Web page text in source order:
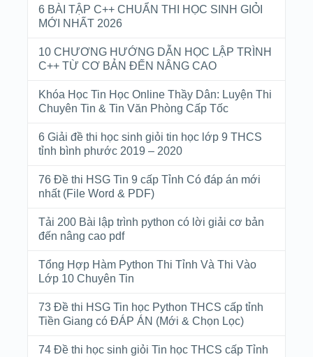
6 BÀI TẬP C++ CHUẨN THI HỌC SINH GIỎI
MỚI NHẤT 2026
10 CHƯƠNG HƯỚNG DẪN HỌC LẬP TRÌNH
C++ TỪ CƠ BẢN ĐẾN NÂNG CAO
Khóa Học Tin Học Online Thầy Dân: Luyện Thi
Chuyên Tin & Tin Văn Phòng Cấp Tốc
6 Giải đề thi học sinh giỏi tin học lớp 9 THCS
tỉnh bình phước 2019 – 2020
76 Đề thi HSG Tin 9 cấp Tỉnh Có đáp án mới
nhất (File Word & PDF)
Tải 200 Bài lập trình python có lời giải cơ bản
đến nâng cao pdf
Tổng Hợp Hàm Python Thi Tỉnh Và Thi Vào
Lớp 10 Chuyên Tin
73 Đề thi HSG Tin học Python THCS cấp tỉnh
Tiền Giang có ĐÁP ÁN (Mới & Chọn Lọc)
74 Đề thi học sinh giỏi Tin học THCS cấp Tỉnh